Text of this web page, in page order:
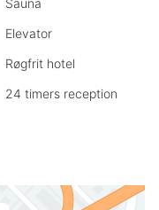
Sauna
Elevator
Røgfrit hotel
24 timers reception